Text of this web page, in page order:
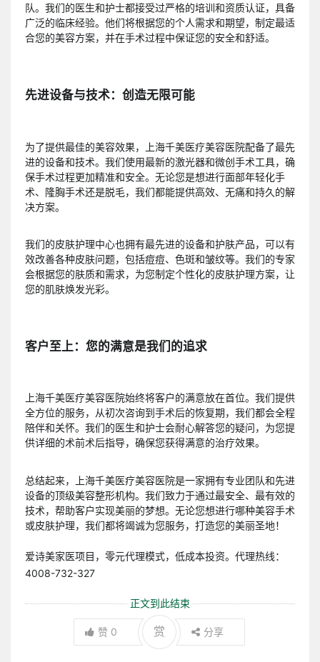
队。我们的医生和护士都接受过严格的培训和资质认证，具备
广泛的临床经验。他们将根据您的个人需求和期望，制定最适
合您的美容方案，并在手术过程中保证您的安全和舒适。
先进设备与技术：创造无限可能
为了提供最佳的美容效果，上海千美医疗美容医院配备了最先
进的设备和技术。我们使用最新的激光器和微创手术工具，确
保手术过程更加精准和安全。无论您是想进行面部年轻化手
术、隆胸手术还是脱毛，我们都能提供高效、无痛和持久的解
决方案。
我们的皮肤护理中心也拥有最先进的设备和护肤产品，可以有
效改善各种皮肤问题，包括痘痘、色斑和皱纹等。我们的专家
会根据您的肤质和需求，为您制定个性化的皮肤护理方案，让
您的肌肤焕发光彩。
客户至上：您的满意是我们的追求
上海千美医疗美容医院始终将客户的满意放在首位。我们提供
全方位的服务，从初次咨询到手术后的恢复期，我们都会全程
陪伴和关怀。我们的医生和护士会耐心解答您的疑问，为您提
供详细的术前术后指导，确保您获得满意的治疗效果。
总结起来，上海千美医疗美容医院是一家拥有专业团队和先进
设备的顶级美容整形机构。我们致力于通过最安全、最有效的
技术，帮助客户实现美丽的梦想。无论您想进行哪种美容手术
或皮肤护理，我们都将竭诚为您服务，打造您的美丽圣地！
爱诗美家医项目，零元代理模式，低成本投资。代理热线：
4008-732-327
正文到此结束
赞 0 赏 分享